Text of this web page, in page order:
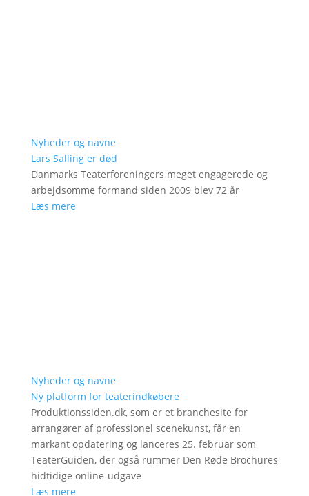
Nyheder og navne
Lars Salling er død
Danmarks Teaterforeningers meget engagerede og
arbejdsomme formand siden 2009 blev 72 år
Læs mere
Nyheder og navne
Ny platform for teaterindkøbere
Produktionssiden.dk, som er et branchesite for
arrangører af professionel scenekunst, får en
markant opdatering og lanceres 25. februar som
TeaterGuiden, der også rummer Den Røde Brochures
hidtidige online-udgave
Læs mere